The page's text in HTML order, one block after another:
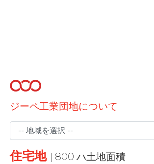
ジーペ工業団地について
住宅地 | 800 ハ土地面積